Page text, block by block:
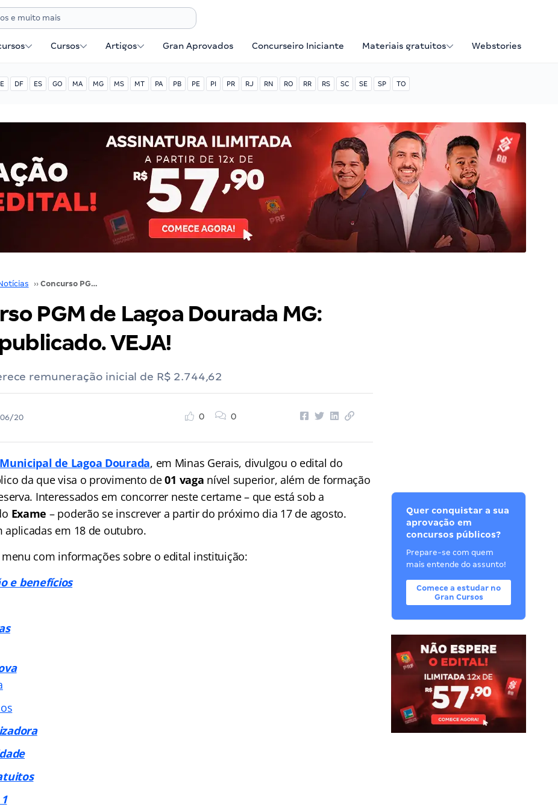
Cursos Artigos Gran Aprovados Concurseiro Iniciante Materiais gratuitos Webstories
DF ES GO MA MG MS MT PA PB PE PI PR RJ RN RO RR RS SC SE SP TO
›› Concurso PGM de Lagoa Dourada MG: Edital publicado. VEJA!
PGM de Lagoa Dourada MG:
VEJA!
remuneração inicial de R$ 2.744,62
20
0 0
de Lagoa Dourada, em Minas Gerais, divulgou o edital do
da que visa o provimento de01 vaga nível superior, além de formação
Interessados em concorrer neste certame – que está sob a
Exame – poderão se inscrever a partir do próximo dia 17 de agosto.
aplicadas em 18 de outubro.
menu com informações sobre o edital instituição:
e benefícios
Quer conquistar a sua
aprovação em
concursos públicos?
Prepare-se com quem
mais entende do assunto!
Comece a estudar no
Gran Cursos